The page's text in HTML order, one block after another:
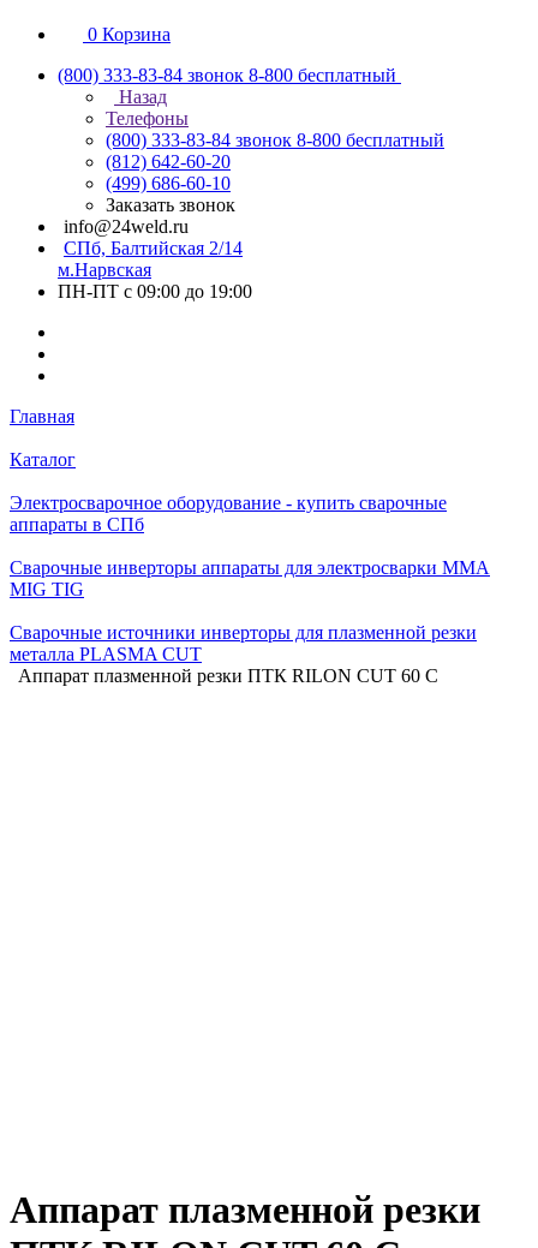
0 Корзина
(800) 333-83-84 звонок 8-800 бесплатный
Назад
Телефоны
(800) 333-83-84 звонок 8-800 бесплатный
(812) 642-60-20
(499) 686-60-10
Заказать звонок
info@24weld.ru
СПб, Балтийская 2/14
м.Нарвская
ПН-ПТ с 09:00 до 19:00
Главная
Каталог
Электросварочное оборудование - купить сварочные
аппараты в СПб
Сварочные инверторы аппараты для электросварки MMA
MIG TIG
Сварочные источники инверторы для плазменной резки
металла PLASMA CUT
Аппарат плазменной резки ПТК RILON CUT 60 С
Аппарат плазменной резки